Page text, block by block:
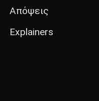
Απόψεις
Explainers